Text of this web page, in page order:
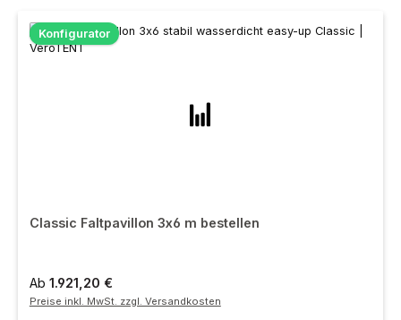
Konfigurator
Classic Faltpavillon 3x6 m bestellen
Ab 1.921,20 €
Preise inkl. MwSt. zzgl. Versandkosten